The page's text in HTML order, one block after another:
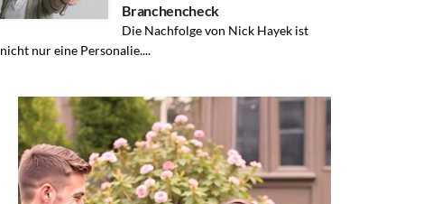
Branchencheck
Die Nachfolge von Nick Hayek ist
nicht nur eine Personalie....